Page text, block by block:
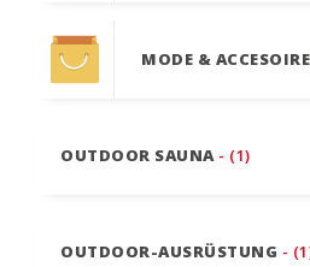
MODE &
OUTDOOR SAUNA - (1)
OUTDOOR-AUSRÜSTUNG -